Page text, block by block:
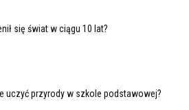
się świat w ciągu 10 lat?
uczyć przyrody w szkole podstawowej?